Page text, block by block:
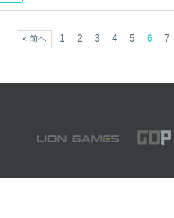
< 前へ 1 2 3 4 5 6 7